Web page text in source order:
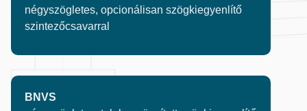
négyszögletes, opcionálisan szögkiegyenlítő
szintezőcsavarral
BNVS